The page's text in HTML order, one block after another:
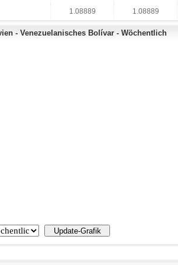
1.08889 1.08889
- Venezuelanisches Bolívar - Wöchentlich